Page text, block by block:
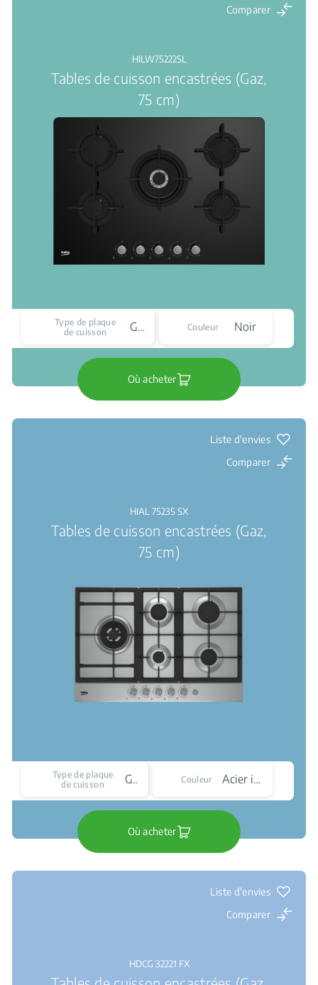
Comparer
HILW75222SL
Tables de cuisson encastrées (Gaz,
75 cm)
Type de plaque
de cuisson
Gaz Couleur Noir
Où acheter
Liste d'envies
Comparer
HIAL 75235 SX
Tables de cuisson encastrées (Gaz,
75 cm)
Type de plaque
de cuisson
Gaz Couleur Acier inoxydable
Où acheter
Liste d'envies
Comparer
HDCG 32221 FX